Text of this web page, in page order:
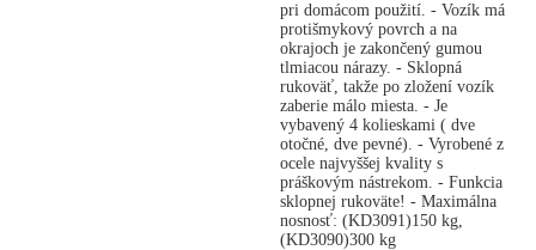
pri domácom použití. - Vozík má
protišmykový povrch a na
okrajoch je zakončený gumou
tlmiacou nárazy. - Sklopná
rukoväť, takže po zložení vozík
zaberie málo miesta. - Je
vybavený 4 kolieskami ( dve
otočné, dve pevné). - Vyrobené z
ocele najvyššej kvality s
práškovým nástrekom. - Funkcia
sklopnej rukoväte! - Maximálna
nosnosť: (KD3091)150 kg,
(KD3090)300 kg